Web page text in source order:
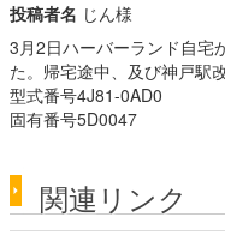
投稿者名 じん様
3月2日ハーバーランド自宅
た。帰宅途中、及び神戸駅
型式番号4J81-0AD0
固有番号5D0047
関連リンク